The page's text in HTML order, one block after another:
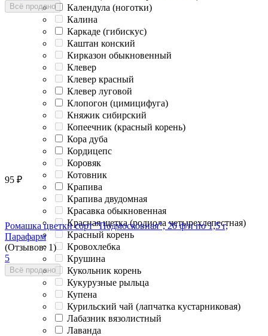
Календула (ноготки)
Калина
Каркаде (гибискус)
Каштан конский
Кирказон обыкновенный
Клевер
Клевер красный
Клевер луговой
Клопогон (цимицифуга)
Княжик сибирский
Копеечник (красный корень)
Кора дуба
Кордицепс
Коровяк
Котовник
Крапива
Крапива двудомная
Красавка обыкновенная
Красная щетка (родиола четырехлепестная)
Красный корень
Кровохлебка
Крушина
Кукольник корень
Кукурузные рыльца
Купена
Курильский чай (лапчатка кустарниковая)
Лабазник вязолистный
Лаванда
Всё продано
95 ₽
Ромашка цветки сорт "Подмосковная", 20 ф/п по 1,5 г,
Парафарм
(Отзывов: 1)
5
Всё продано